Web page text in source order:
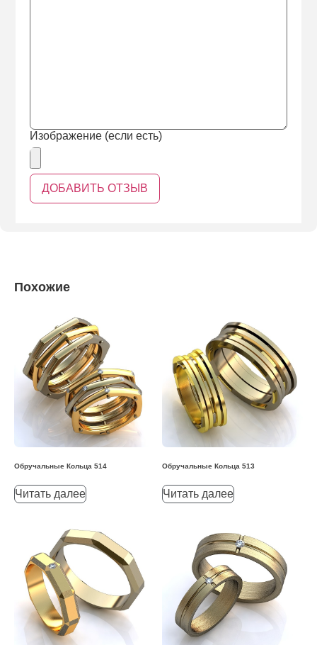
Изображение (если есть)
Похожие
Обручальные Кольца 514
Читать далее
Обручальные Кольца 513
Читать далее